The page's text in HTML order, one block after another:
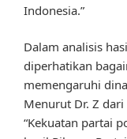
Indonesia.”
Dalam analisis
diperhatikan
memengaruhi
Menurut Dr. Z
“Kekuatan partai